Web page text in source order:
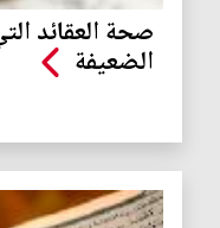
صحة العقائد
الضعيفة